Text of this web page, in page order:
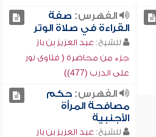
الفهرس: صفة
القراءة في صلاة الوتر
للشيخ: عبد العزيز بن باز
جزء من محاضرة ( فتاوى نور
على الدرب (477))
الفهرس:حكم
مصافحة المرأة
الأجنبية
للشيخ: عبد العزيز بن باز